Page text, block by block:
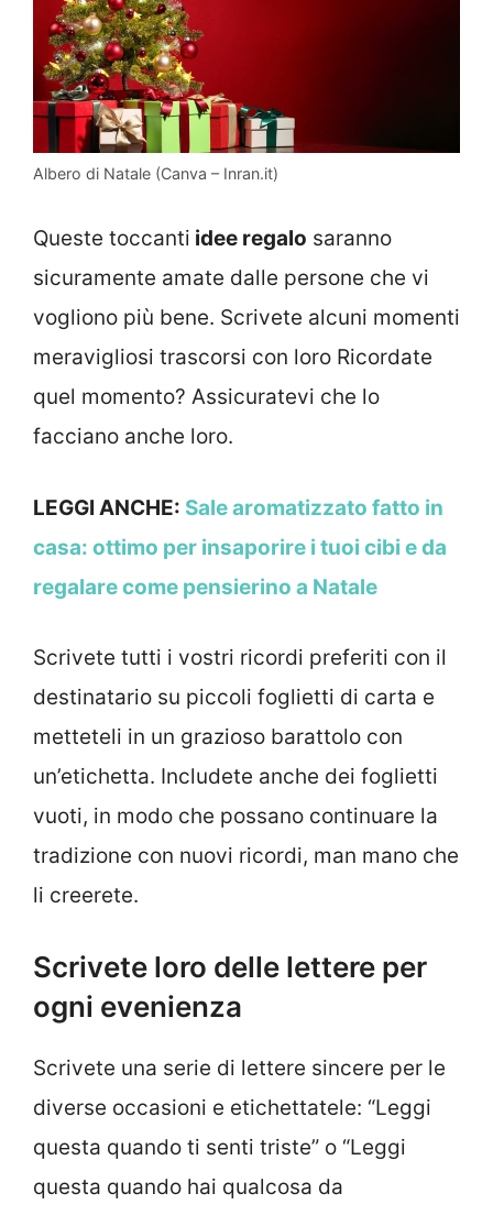
Albero di Natale (Canva – Inran.it)
Queste toccanti idee regalo saranno
sicuramente amate dalle persone che vi
vogliono più bene. Scrivete alcuni momenti
meravigliosi trascorsi con loro Ricordate
quel momento? Assicuratevi che lo
facciano anche loro.
LEGGI ANCHE: Sale aromatizzato fatto in
casa: ottimo per insaporire i tuoi cibi e da
regalare come pensierino a Natale
Scrivete tutti i vostri ricordi preferiti con il
destinatario su piccoli foglietti di carta e
metteteli in un grazioso barattolo con
un’etichetta. Includete anche dei foglietti
vuoti, in modo che possano continuare la
tradizione con nuovi ricordi, man mano che
li creerete.
Scrivete loro delle lettere per
ogni evenienza
Scrivete una serie di lettere sincere per le
diverse occasioni e etichettatele: “Leggi
questa quando ti senti triste” o “Leggi
questa quando hai qualcosa da